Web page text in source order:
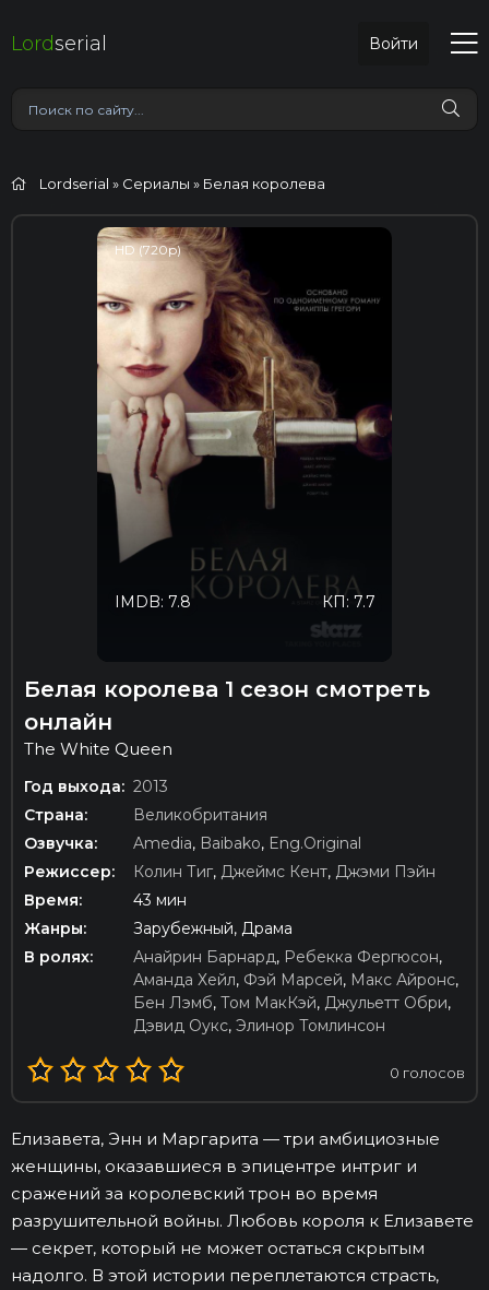
Lordserial Войти
Lordserial » Сериалы » Белая королева
HD (720p)
КП: 7.7
IMDB: 7.8
Белая королева 1 сезон смотреть
онлайн
The White Queen
Год выхода: 2013
Страна:
Великобритания
Озвучка:
Amedia, Baibako, Eng.Original
Режиссер:
Колин Тиг, Джеймс Кент, Джэми Пэйн
Время:
43 мин
Жанры:
Зарубежный, Драма
В ролях:
Анайрин Барнард, Ребекка Фергюсон,
Аманда Хейл, Фэй Марсей, Макс Айронс,
Бен Лэмб, Том МакКэй, Джульетт Обри,
Дэвид Оукс, Элинор Томлинсон
0 голосов
Елизавета, Энн и Маргарита — три амбициозные
женщины, оказавшиеся в эпицентре интриг и
сражений за королевский трон во время
разрушительной войны. Любовь короля к Елизавете
— секрет, который не может остаться скрытым
надолго. В этой истории переплетаются страсть,